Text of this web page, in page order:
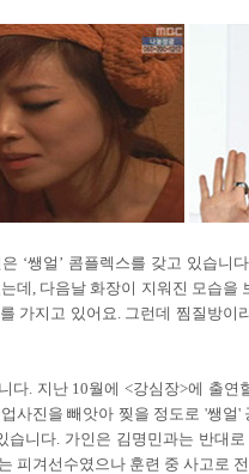
‘쌩얼’ 콤플렉스를 갖고 있습니
데, 다음날 화장이 지워진 모습
가지고 있어요. 그런데 찜질방
다. 지난 10월에 <강심장>에 출
사진을 빼앗아 찢을 정도로 '쌩얼'
습니다. 가인은 김명민과는 반대
피겨선수였으나 훈련 중 사고로